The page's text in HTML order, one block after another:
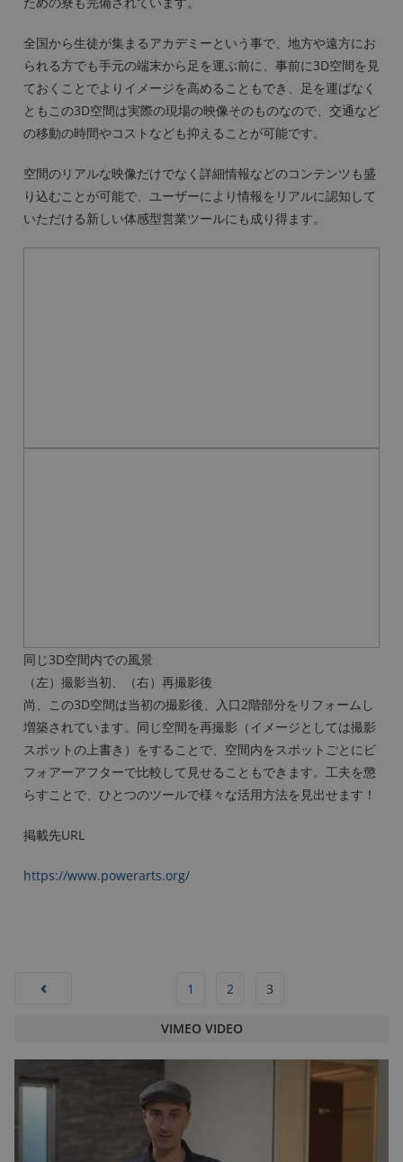
全国から生徒が集まるアカデミーという事で、地方や遠方にお
られる方でも手元の端末から足を運ぶ前に、事前に3D空間を見
ておくことでよりイメージを高めることもでき、足を運ばなく
ともこの3D空間は実際の現場の映像そのものなので、交通など
の移動の時間やコストなども抑えることが可能です。
空間のリアルな映像だけでなく詳細情報などのコンテンツも盛
り込むことが可能で、ユーザーにより情報をリアルに認知して
いただける新しい体感型営業ツールにも成り得ます。
同じ3D空間内での風景
（左）撮影当初、（右）再撮影後
尚、この3D空間は当初の撮影後、入口2階部分をリフォームし
増築されています。同じ空間を再撮影（イメージとしては撮影
スポットの上書き）をすることで、空間内をスポットごとにビ
フォアーアフターで比較して見せることもできます。工夫を懲
らすことで、ひとつのツールで様々な活用方法を見出せます！
掲載先URL
https://www.powerarts.org/
1 2 3
VIMEO VIDEO